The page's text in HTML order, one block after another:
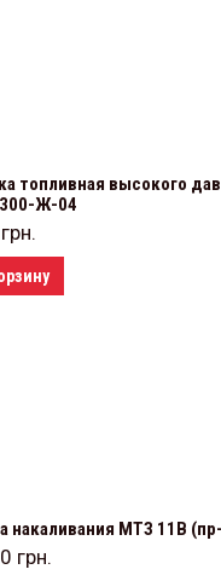
топливная высокого
Ж-04
грн.
накаливания МТЗ 11В
грн.